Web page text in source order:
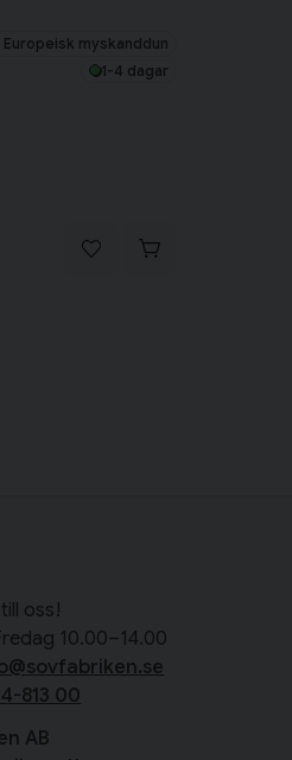
Europeisk myskanddun
1-4 dagar
oss!
10.00–14.00
813 00
AB